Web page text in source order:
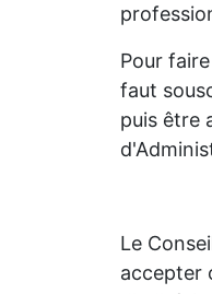
Pour
faut
puis être
Le
accepter